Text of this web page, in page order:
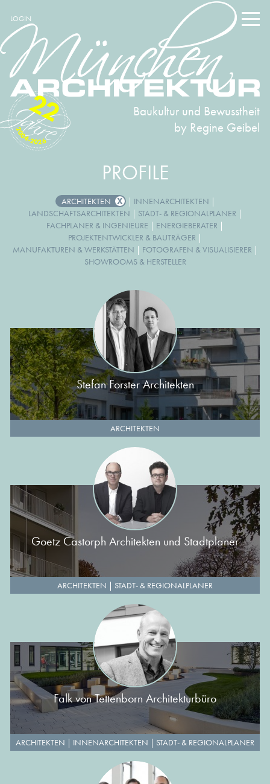
LOGIN
Baukultur und Bewusstheit
by Regine Geibel
2004-2026
22
PROFILE
ARCHITEKTEN | INNENARCHITEKTEN |
LANDSCHAFTSARCHITEKTEN | STADT- & REGIONALPLANER |
FACHPLANER & INGENIEURE | ENERGIEBERATER |
PROJEKTENTWICKLER & BAUTRÄGER |
MANUFAKTUREN & WERKSTÄTTEN | FOTOGRAFEN & VISUALISIERER |
SHOWROOMS & HERSTELLER
Stefan Forster Architekten
ARCHITEKTEN
Goetz Castorph Architekten und Stadtplaner
ARCHITEKTEN | STADT- & REGIONALPLANER
Falk von Tettenborn Architekturbüro
ARCHITEKTEN | INNENARCHITEKTEN | STADT- & REGIONALPLANER